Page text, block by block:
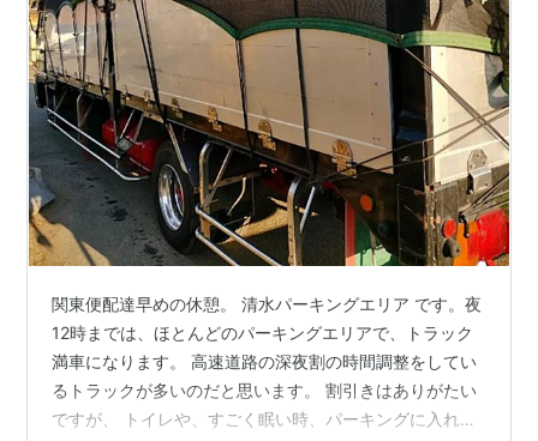
関東便配達早めの休憩。 清水パーキングエリア です。夜
12時までは、ほとんどのパーキングエリアで、トラック
満車になります。 高速道路の深夜割の時間調整をしてい
るトラックが多いのだと思います。 割引きはありがたい
ですが、 トイレや、すごく眠い時、パーキングに入れな